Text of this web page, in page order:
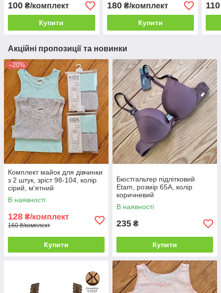
100 ₴/комплект
Купити
180₴/комплект
Купити
110
Акційні пропозиції та новинки
–20%
Комплект майок для дівчинки
з 2 штук, зріст 98-104, колір
сірий, м'ятний
В наявності
128 ₴/комплект
160 ₴/комплект
Купити
Бюстгальтер підлітковий
Etam, розмір 65A, колір
коричневий
В наявності
235 ₴
Купити